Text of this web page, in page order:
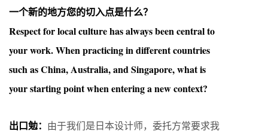
一个新的地方您的切入点是什么？
Respect for local culture has always been central to
your work. When practicing in different countries
such as China, Australia, and Singapore, what is
your starting point when entering a new context?
出口勉： 由于我们是日本设计师，委托方常要求我